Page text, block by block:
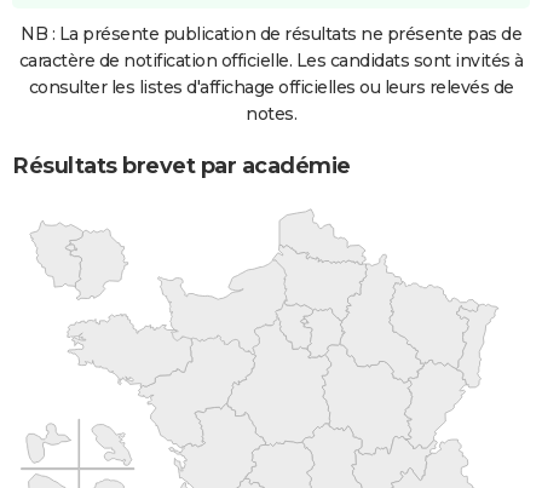
NB : La présente publication de résultats ne présente pas de
caractère de notification officielle. Les candidats sont invités à
consulter les listes d'affichage officielles ou leurs relevés de
notes.
Résultats brevet par académie